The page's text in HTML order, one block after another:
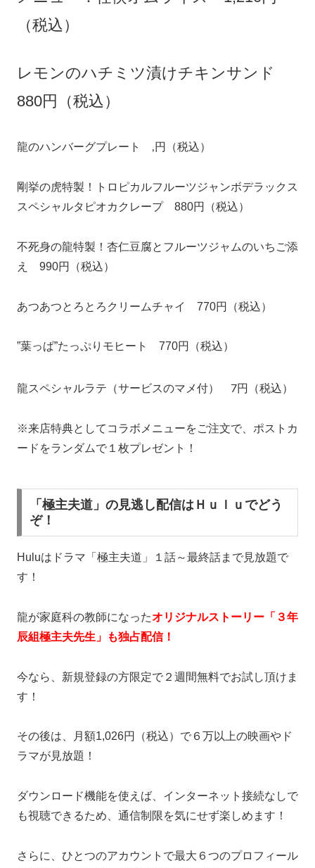
（税込）
レモンのハチミツ漬けチキンサンド
880円（税込）
龍のハンバーグプレート 1,320円（税込）
剛挙の虎特製！トロピカルフルーツジャンボデラックス
スペシャルタピオカクレープ 880円（税込）
不死身の龍特製！杏仁豆腐とフルーツジャムのいちご添
え 990円（税込）
あつあつとろとろクリームチャイ 770円（税込）
”葉っぱ”たっぷりモヒート 770円（税込）
龍スペシャルラテ（サービスのマメ付） 700円（税込）
※来店特典としてコラボメニューをご注文で、ポストカ
ードをランダムで１枚プレゼント！
「極主夫道」の見逃し配信はＨｕｌｕでどう
ぞ！
Huluはドラマ「極主夫道」１話～最終話まで見放題で
す！
龍が家庭科の教師になったオリジナルストーリー「３年
辰組極主夫先生」も独占配信！
今なら、新規登録の方限定で２週間無料でお試し頂けま
す！
その後は、月額1,026円（税込）で６万以上の映画やド
ラマが見放題！
ダウンロード機能を使えば、インターネット接続なしで
も視聴できるため、通信制限を気にせず楽しめます！
さらに、ひとつのアカウントで最大６つのプロフィール